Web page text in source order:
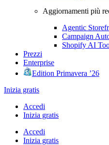
Aggiornamenti più
Agentic
Campaign
Shopify AI
Prezzi
Enterprise
Edition Primavera ’26
Inizia gratis
Accedi
Inizia gratis
Accedi
Inizia gratis